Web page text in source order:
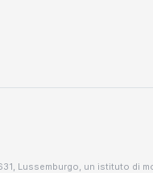
Lussemburgo, un istituto